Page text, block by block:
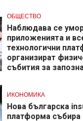
ОБЩЕСТВО
Наблюдава се
приложенията и
технологични
организират
събития за
ИКОНОМИКА
Нова българска
платформа събира